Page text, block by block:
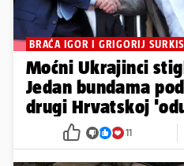
BRAĆA IGOR I GRIGORIJ SURKIS
Moćni Ukrajinci
Jedan bundama
drugi Hrvatskoj
11